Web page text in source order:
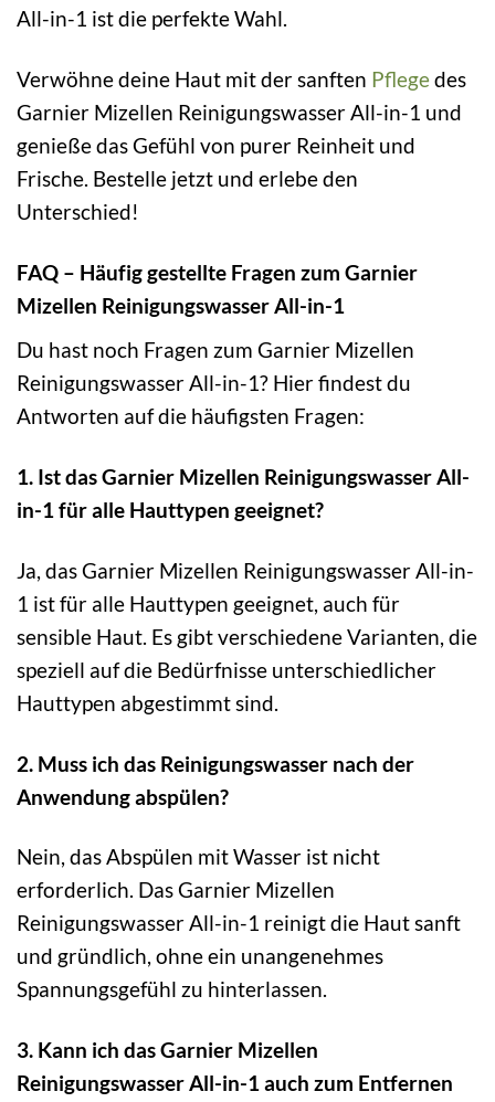
All-in-1 ist die perfekte Wahl.
Verwöhne deine Haut mit der sanften Pflegedes
Garnier Mizellen Reinigungswasser All-in-1 und
genieße das Gefühl von purer Reinheit und
Frische. Bestelle jetzt und erlebe den
Unterschied!
FAQ – Häufig gestellte Fragen zum Garnier
Mizellen Reinigungswasser All-in-1
Du hast noch Fragen zum Garnier Mizellen
Reinigungswasser All-in-1? Hier findest du
Antworten auf die häufigsten Fragen:
1. Ist das Garnier Mizellen Reinigungswasser All-
in-1 für alle Hauttypen geeignet?
Ja, das Garnier Mizellen Reinigungswasser All-in-
1 ist für alle Hauttypen geeignet, auch für
sensible Haut. Es gibt verschiedene Varianten, die
speziell auf die Bedürfnisse unterschiedlicher
Hauttypen abgestimmt sind.
2. Muss ich das Reinigungswasser nach der
Anwendung abspülen?
Nein, das Abspülen mit Wasser ist nicht
erforderlich. Das Garnier Mizellen
Reinigungswasser All-in-1 reinigt die Haut sanft
und gründlich, ohne ein unangenehmes
Spannungsgefühl zu hinterlassen.
3. Kann ich das Garnier Mizellen
Reinigungswasser All-in-1 auch zum Entfernen